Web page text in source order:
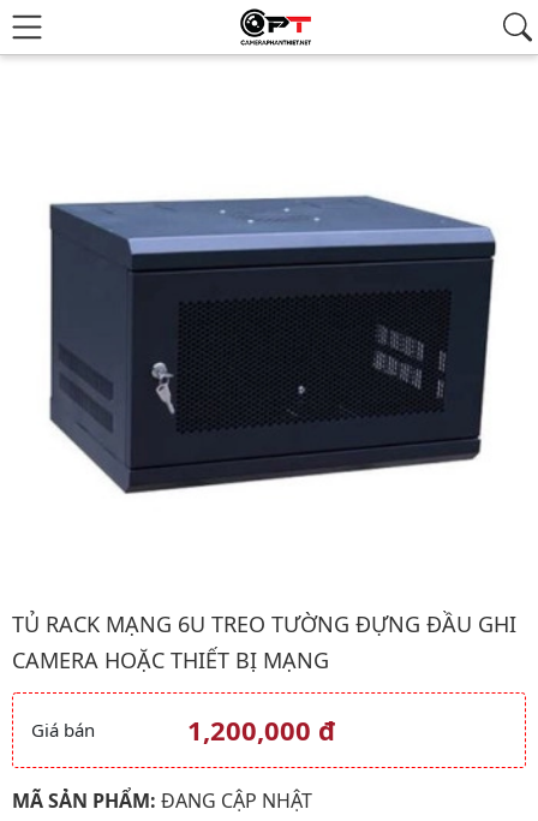
Hình ảnh đại diện của sản phẩm Tủ rack mạng 6U treo tường
TỦ RACK MẠNG 6U TREO TƯỜNG ĐỰNG ĐẦU GHI
CAMERA HOẶC THIẾT BỊ MẠNG
Giá và khuyến mãi
Giá bán 1,200,000 đ
MÃ SẢN PHẨM: ĐANG CẬP NHẬT